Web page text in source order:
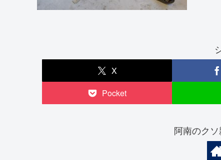
X
Pocket
阿南のク